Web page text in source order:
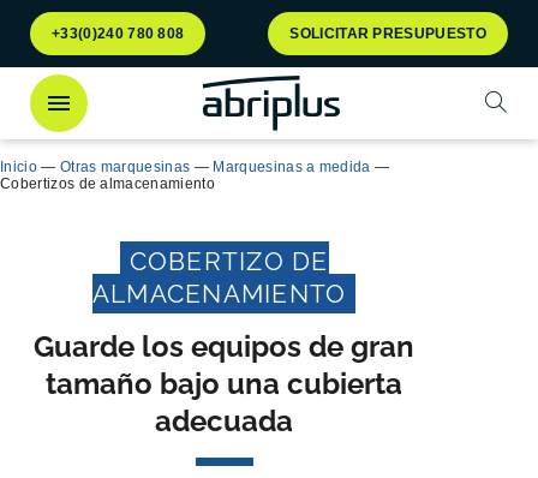
Ir al
menú
Ir al
contenido
+33(0)240 780 808 SOLICITAR PRESUPUESTO
Abrir
Inicio— Otras marquesinas — Marquesinas a medida —
Cobertizos de almacenamiento
COBERTIZO DE
ALMACENAMIENTO
Guarde los equipos de gran
tamaño bajo una cubierta
adecuada